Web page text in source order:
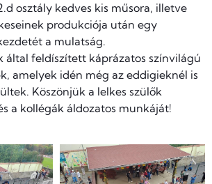
osztály kedves kis műsora, illetve
produkciója után egy
a mulatság.
által feldíszített káprázatos színvilágú
amelyek idén még az eddigieknél is
Köszönjük a lelkes szülők
a kollégák áldozatos munkáját!